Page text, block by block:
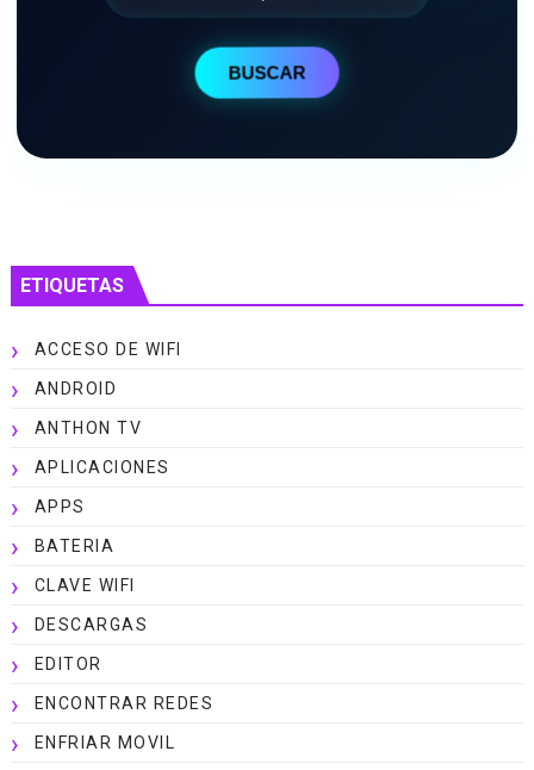
BUSCAR
ETIQUETAS
ACCESO DE WIFI
ANDROID
ANTHON TV
APLICACIONES
APPS
BATERIA
CLAVE WIFI
DESCARGAS
EDITOR
ENCONTRAR REDES
ENFRIAR MOVIL